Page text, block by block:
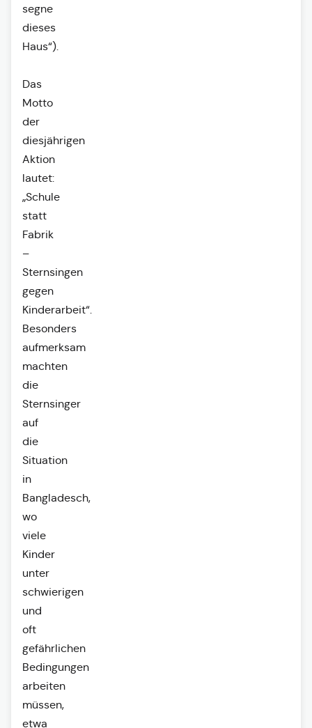
segne
dieses
Haus“).
Das
Motto
der
diesjährigen
Aktion
lautet:
„Schule
statt
Fabrik
–
Sternsingen
gegen
Kinderarbeit“.
Besonders
aufmerksam
machten
die
Sternsinger
auf
die
Situation
in
Bangladesch,
wo
viele
Kinder
unter
schwierigen
und
oft
gefährlichen
Bedingungen
arbeiten
müssen,
etwa